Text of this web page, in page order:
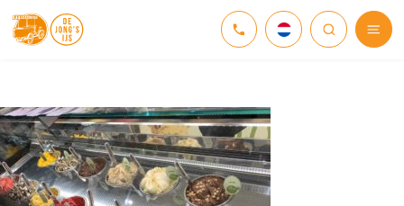
NEDERLANDS
ENGLISH